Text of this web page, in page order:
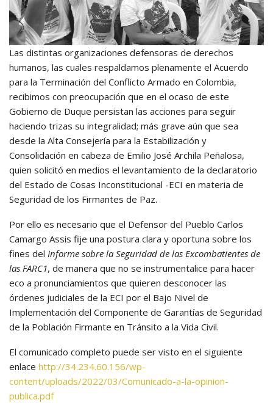
Las distintas organizaciones defensoras de derechos
humanos, las cuales respaldamos plenamente el Acuerdo
para la Terminación del Conflicto Armado en Colombia,
recibimos con preocupación que en el ocaso de este
Gobierno de Duque persistan las acciones para seguir
haciendo trizas su integralidad; más grave aún que sea
desde la Alta Consejería para la Estabilización y
Consolidación en cabeza de Emilio José Archila Peñalosa,
quien solicitó en medios el levantamiento de la declaratorio
del Estado de Cosas Inconstitucional -ECI en materia de
Seguridad de los Firmantes de Paz.
Por ello es necesario que el Defensor del Pueblo Carlos
Camargo Assis fije una postura clara y oportuna sobre los
fines del Informe sobre la Seguridad de las Excombatientes de
las FARC1, de manera que no se instrumentalice para hacer
eco a pronunciamientos que quieren desconocer las
órdenes judiciales de la ECI por el Bajo Nivel de
Implementación del Componente de Garantías de Seguridad
de la Población Firmante en Tránsito a la Vida Civil.
El comunicado completo puede ser visto en el siguiente
enlace http://34.234.60.156/wp-
content/uploads/2022/03/Comunicado-a-la-opinion-
publica.pdf